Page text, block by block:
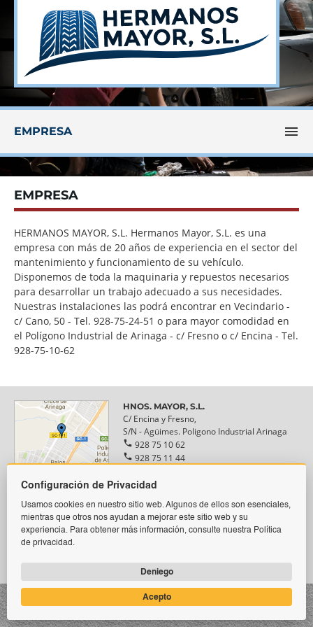
Configuración de Privacidad
Usamos cookies en nuestro sitio web. Algunos de ellos son esenciales,
mientras que otros nos ayudan a mejorar este sitio web y su
experiencia. Para obtener más información, consulte nuestra Política
de privacidad.
Deniego
Acepto

EMPRESA
EMPRESA
HERMANOS MAYOR, S.L. Hermanos Mayor, S.L. es una
empresa con más de 20 años de experiencia en el sector del
mantenimiento y funcionamiento de su vehículo.
Disponemos de toda la maquinaria y repuestos necesarios
para desarrollar un trabajo adecuado a sus necesidades.
Nuestras instalaciones las podrá encontrar en Vecindario -
c/ Cano, 50 - Tel. 928-75-24-51 o para mayor comodidad en
el Polígono Industrial de Arinaga - c/ Fresno o c/ Encina - Tel.
928-75-10-62
HNOS. MAYOR, S.L.
C/ Encina y Fresno,
S/N - Agüimes. Poligono Industrial Arinaga
 928 75 10 62
 928 75 11 44
Vecindario C/ Cano,
50 - Doctoral. Santa Lucia
928 75 10 87
 info@hnosmayor.com